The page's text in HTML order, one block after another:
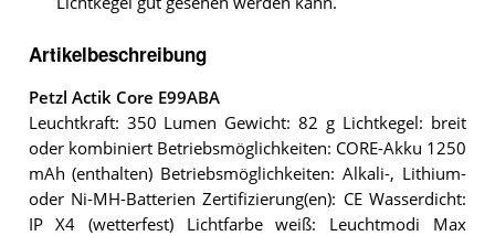
Artikelbeschreibung
Petzl Actik Core E99ABA
Leuchtkraft: 350 Lumen Gewicht: 82 g Lichtkegel: breit
oder kombiniert Betriebsmöglichkeiten: CORE-Akku 1250
mAh (enthalten) Betriebsmöglichkeiten: Alkali-, Lithium-
oder Ni-MH-Batterien Zertifizierung(en): CE Wasserdicht:
IP X4 (wetterfest) Lichtfarbe weiß: Leuchtmodi Max